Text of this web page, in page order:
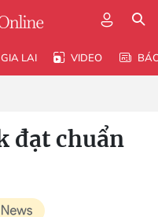
LAI VIDEO
đạt chuẩn